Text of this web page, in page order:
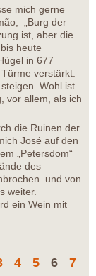
mich gerne
„Burg der
ist, aber die
heute
in 677
verstärkt.
Wohl ist
vor allem, als ich
die Ruinen der
José auf den
„Petersdom“
des
und von
weiter.
ein Wein mit
4 5 6 7